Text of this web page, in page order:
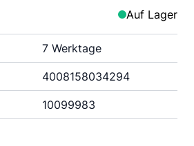
Auf Lager
7 Werktage
4008158034294
10099983